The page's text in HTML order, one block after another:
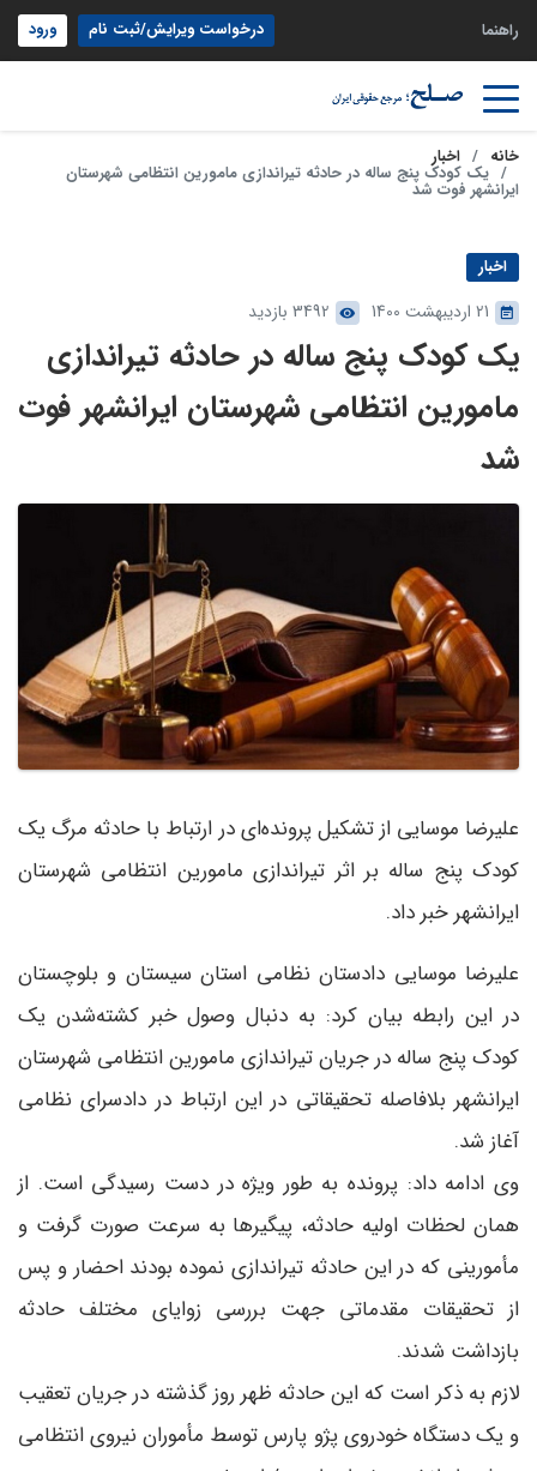
راهنما درخواست ویرایش/ثبت نام ورود
خانه اخبار
یک کودک پنج ساله در حادثه تیراندازی مامورین انتظامی شهرستان
ایرانشهر فوت شد
اخبار
21 اردیبهشت 1400 3492 بازدید
یک کودک پنج ساله در حادثه تیراندازی
مامورین انتظامی شهرستان ایرانشهر فوت
شد
علیرضا موسایی از تشکیل پرونده‌ای در ارتباط با حادثه مرگ یک
کودک پنج ساله بر اثر تیراندازی مامورین انتظامی شهرستان
ایرانشهر خبر داد.
علیرضا موسایی دادستان نظامی استان سیستان و بلوچستان
در این رابطه بیان کرد: به دنبال وصول خبر کشته‌شدن یک
کودک پنج ساله در جریان تیراندازی مامورین انتظامی شهرستان
ایرانشهر بلافاصله تحقیقاتی در این ارتباط در دادسرای نظامی
آغاز شد.
وی ادامه داد: پرونده به طور ویژه در دست رسیدگی است. از
همان لحظات اولیه حادثه، پیگیرها به سرعت صورت گرفت و
مأمورینی که در این حادثه تیراندازی نموده بودند احضار و پس
از تحقیقات مقدماتی جهت بررسی زوایای مختلف حادثه
بازداشت شدند.
لازم به ذکر است که این حادثه ظهر روز گذشته در جریان تعقیب
و یک دستگاه خودروی پژو پارس توسط مأموران نیروی انتظامی